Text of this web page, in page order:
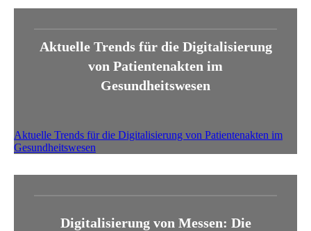
Aktuelle Trends für die Digitalisierung
von Patientenakten im
Gesundheitswesen
Aktuelle Trends für die Digitalisierung von Patientenakten im
Gesundheitswesen
Digitalisierung von Messen: Die